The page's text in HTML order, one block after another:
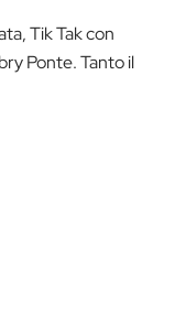
Tik Tak con
Ponte. Tanto il